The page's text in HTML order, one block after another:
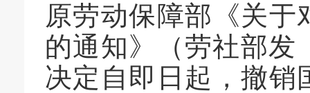
原劳动保障部《关于
的通知》（劳社部发
决定 自 即日 起 ，撤销